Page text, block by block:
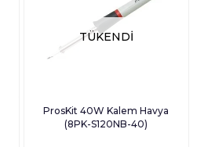
TÜKENDI
ProsKit 40W Kalem Havya
(8PK-S120NB-40)